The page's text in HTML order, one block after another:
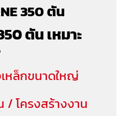
350 ตัน
ตัน เหมาะ
หล็กขนาดใหญ่
/ โครงสร้างงาน